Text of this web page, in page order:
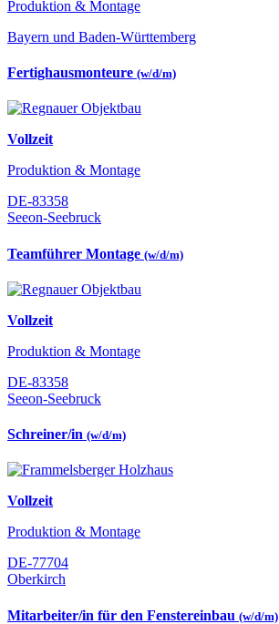
Produktion & Montage
Bayern und Baden-Württemberg
Fertighausmonteure (w/d/m)
Vollzeit
Produktion & Montage
DE-83358
Seeon-Seebruck
Teamführer Montage (w/d/m)
Vollzeit
Produktion & Montage
DE-83358
Seeon-Seebruck
Schreiner/in (w/d/m)
Vollzeit
Produktion & Montage
DE-77704
Oberkirch
Mitarbeiter/in für den Fenstereinbau (w/d/m)